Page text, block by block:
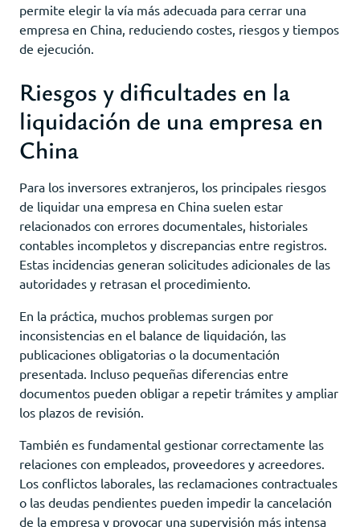
permite elegir la vía más adecuada para cerrar una
empresa en China, reduciendo costes, riesgos y tiempos
de ejecución.
Riesgos y dificultades en la
liquidación de una empresa en
China
Para los inversores extranjeros, los principales riesgos
de liquidar una empresa en China suelen estar
relacionados con errores documentales, historiales
contables incompletos y discrepancias entre registros.
Estas incidencias generan solicitudes adicionales de las
autoridades y retrasan el procedimiento.
En la práctica, muchos problemas surgen por
inconsistencias en el balance de liquidación, las
publicaciones obligatorias o la documentación
presentada. Incluso pequeñas diferencias entre
documentos pueden obligar a repetir trámites y ampliar
los plazos de revisión.
También es fundamental gestionar correctamente las
relaciones con empleados, proveedores y acreedores.
Los conflictos laborales, las reclamaciones contractuales
o las deudas pendientes pueden impedir la cancelación
de la empresa y provocar una supervisión más intensa